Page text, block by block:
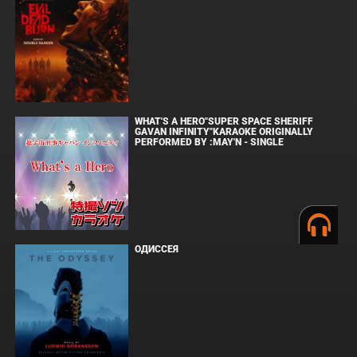
WHAT'S A HERO"SUPER SPACE SHERIFF
GAVAN INFINITY"KARAOKE ORIGINALLY
PERFORMED BY :MAY'N - SINGLE
ОДИССЕЯ